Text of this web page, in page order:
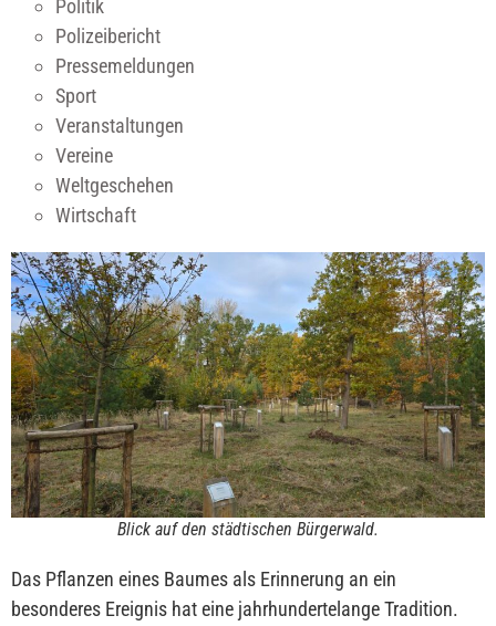
Politik
Polizeibericht
Pressemeldungen
Sport
Veranstaltungen
Vereine
Weltgeschehen
Wirtschaft
Blick auf den städtischen Bürgerwald.
Das Pflanzen eines Baumes als Erinnerung an ein
besonderes Ereignis hat eine jahrhundertelange Tradition.